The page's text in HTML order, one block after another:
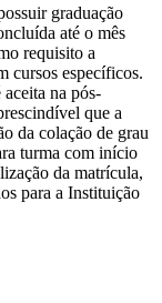
graduação
até o mês
requisito a
cursos específicos.
na pós-
que a
da colação de grau
turma com início
da matrícula,
para a Instituição